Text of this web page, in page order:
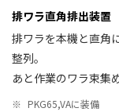
排ワラ直角排出装置
排ワラを本機と直角
整列。
あと作業のワラ束集
※ PKG65,VAに装備